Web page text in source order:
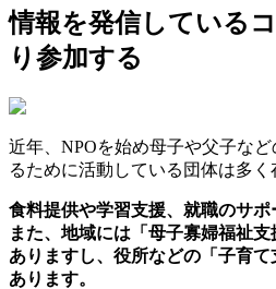
情報を発信している
り参加する
近年、NPOを始め母子や父子な
るために活動している団体は多く
食料提供や学習支援、就職のサポ
また、地域には「母子寡婦福祉
ありますし、役所などの「子育
あります。